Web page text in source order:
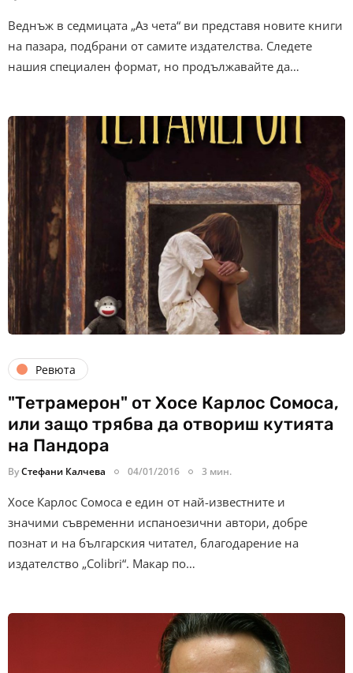
Веднъж в седмицата „Аз чета“ ви представя новите книги
на пазара, подбрани от самите издателства. Следете
нашия специален формат, но продължавайте да…
Ревюта
"Тетрамерон" от Хосе Карлос Сомоса,
или защо трябва да отвориш кутията
на Пандора
ByСтефани Калчева 04/01/2016 3 мин.
Хосе Карлос Сомоса е един от най-известните и
значими съвременни испаноезични автори, добре
познат и на българския читател, благодарение на
издателство „Colibri“. Макар по…